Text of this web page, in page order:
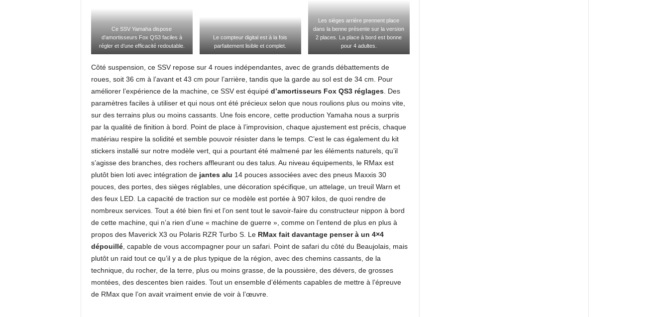
Ce SSV Yamaha dispose
d’amortisseurs Fox QS3 faciles à
régler et d’une efficacité redoutable.
Le compteur digital est à la fois
parfaitement lisible et complet.
Les sièges arrière prennent place
dans la benne présente sur la version
2 places. La place à bord est bonne
pour 4 adultes.
Côté suspension, ce SSV repose sur 4 roues indépendantes, avec de grands débattements de
roues, soit 36 cm à l’avant et 43 cm pour l’arrière, tandis que la garde au sol est de 34 cm. Pour
améliorer l’expérience de la machine, ce SSV est équipéd’amortisseurs Fox QS3 réglages. Des
paramètres faciles à utiliser et qui nous ont été précieux selon que nous roulions plus ou moins vite,
sur des terrains plus ou moins cassants. Une fois encore, cette production Yamaha nous a surpris
par la qualité de finition à bord. Point de place à l’improvision, chaque ajustement est précis, chaque
matériau respire la solidité et semble pouvoir résister dans le temps. C’est le cas également du kit
stickers installé sur notre modèle vert, qui a pourtant été malmené par les éléments naturels, qu’il
s’agisse des branches, des rochers affleurant ou des talus. Au niveau équipements, le RMax est
plutôt bien loti avec intégration de jantes alu 14 pouces associées avec des pneus Maxxis 30
pouces, des portes, des sièges réglables, une décoration spécifique, un attelage, un treuil Warn et
des feux LED. La capacité de traction sur ce modèle est portée à 907 kilos, de quoi rendre de
nombreux services. Tout a été bien fini et l’on sent tout le savoir-faire du constructeur nippon à bord
de cette machine, qui n’a rien d’une « machine de guerre », comme on l’entend de plus en plus à
propos des Maverick X3 ou Polaris RZR Turbo S. Le RMax fait davantage penser à un 4×4
dépouillé, capable de vous accompagner pour un safari. Point de safari du côté du Beaujolais, mais
plutôt un raid tout ce qu’il y a de plus typique de la région, avec des chemins cassants, de la
technique, du rocher, de la terre, plus ou moins grasse, de la poussière, des dévers, de grosses
montées, des descentes bien raides. Tout un ensemble d’éléments capables de mettre à l’épreuve
de RMax que l’on avait vraiment envie de voir à l’œuvre.